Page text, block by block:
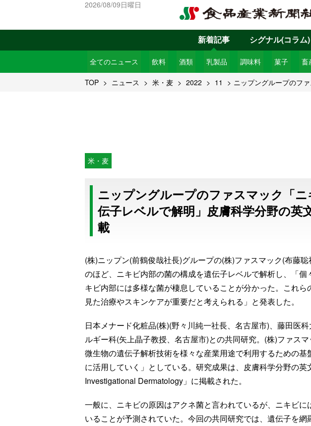
2026/08/09日曜日
新着記事
全てのニュース 飲料 酒類 乳製品 調味料 菓子 畜
シグナル(コラム)
TOP ニュース 米・麦 2022 11 ニップングループのフ
米・麦
ニップングループのファスマック「
伝子レベルで解明」皮膚科学分野の英
載
(株)ニップン(前鶴俊哉社長)グループの(株)ファスマック(布藤
のほど、ニキビ内部の菌の構成を遺伝子レベルで解析し、「
キビ内部には多様な菌が棲息していることが分かった。これ
見た治療やスキンケアが重要だと考えられる」と発表した。
日本メナード化粧品(株)(野々川純一社長、名古屋市)、藤田医
ルギー科(矢上晶子教授、名古屋市)との共同研究。(株)ファス
微生物の遺伝子解析技術を様々な産業用途で利用するための基
に活用していく」としている。研究成果は、皮膚科学分野の
Investigational Dermatology」に掲載された。
一般に、ニキビの原因はアクネ菌と言われているが、ニキビに
いることが予測されていた。今回の共同研究では、遺伝子を